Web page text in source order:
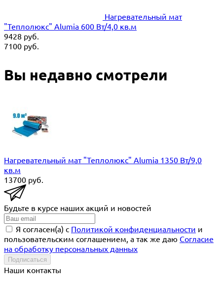
Нагревательный мат
"Теплолюкс" Alumia 600 Вт/4,0 кв.м
9428 руб.
7100 руб.
Вы недавно смотрели
Нагревательный мат "Теплолюкс" Alumia 1350 Вт/9,0
кв.м
13700 руб.
Будьте в курсе наших акций и новостей
Я согласен(a) с Политикой конфиденциальности и
пользовательским соглашением, а так же даю Согласие
на обработку персональных данных
Подписаться
Наши контакты